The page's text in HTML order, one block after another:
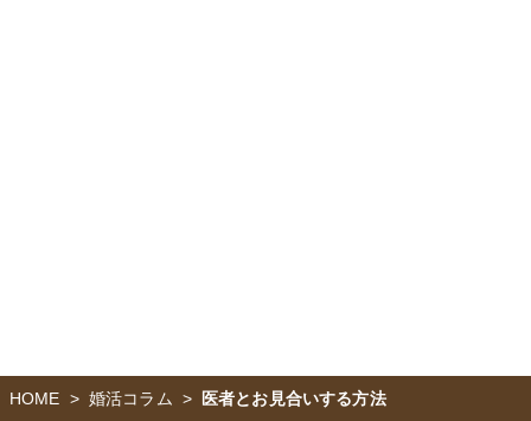
HOME 婚活コラム 医者とお見合いする方法